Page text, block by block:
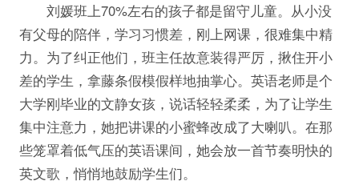
刘媛班上70%左右的孩子都是留守儿童。从小没
有父母的陪伴，学习习惯差，刚上网课，很难集中精
力。为了纠正他们，班主任故意装得严厉，揪住开小
差的学生，拿藤条假模假样地抽掌心。英语老师是个
大学刚毕业的文静女孩，说话轻轻柔柔，为了让学生
集中注意力，她把讲课的小蜜蜂改成了大喇叭。在那
些笼罩着低气压的英语课间，她会放一首节奏明快的
英文歌，悄悄地鼓励学生们。